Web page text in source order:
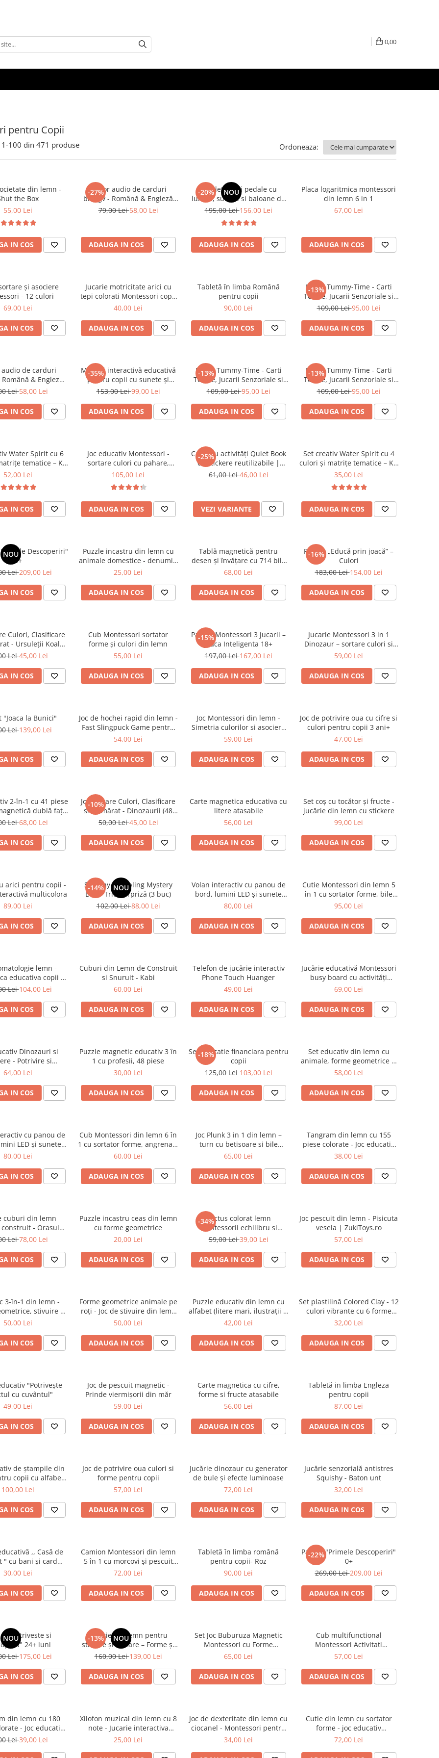
0,00
pentru Copii
1-100 din 471 produse Ordoneaza:
din lemn -
the Box
55,00 Lei
IN COS
-27%
Cititor audio de carduri
bilingv - Română & Engleză
Albastru (224 carduri / 448
79,00 Lei58,00 Lei
ADAUGA IN COS
-20% NOU
Bicicletă fără pedale cu
lumini, sunete si baloane de
sapun - roz
195,00 Lei156,00 Lei
ADAUGA IN COS
Placa logaritmica montessori
din lemn 6 in 1
67,00 Lei
ADAUGA IN COS
și asociere
- 12 culori
69,00 Lei
IN COS
Jucarie motricitate arici cu
tepi colorati Montessori copii
12 luni+
40,00 Lei
ADAUGA IN COS
Tabletă în limba Română
pentru copii
90,00 Lei
ADAUGA IN COS
-13%
Perna Tummy-Time - Carti
Textile, Jucarii Senzoriale si
sunete - roz
109,00 Lei95,00 Lei
ADAUGA IN COS
audio de carduri
& Engleză
/ 448 cuvinte)
Lei58,00 Lei
IN COS
-35%
Măsuță interactivă educativă
pentru copii cu sunete și
activități multifuncționale
153,00 Lei99,00 Lei
ADAUGA IN COS
-13%
Perna Tummy-Time - Carti
Textile, Jucarii Senzoriale si
sunete - albastru
109,00 Lei95,00 Lei
ADAUGA IN COS
-13%
Perna Tummy-Time - Carti
Textile, Jucarii Senzoriale si
sunete - verde
109,00 Lei95,00 Lei
ADAUGA IN COS
Water Spirit cu 6
tematice – Kit
gelatinoase
52,00 Lei
IN COS
Joc educativ Montessori -
sortare culori cu pahare,
monede și bile
105,00 Lei
ADAUGA IN COS
-25%
Carte cu activități Quiet Book
cu stickere reutilizabile |
ZuKiToys.ro
61,00 Lei46,00 Lei
VEZI VARIANTE
Set creativ Water Spirit cu 4
culori și matrițe tematice – Kit
pentru figurine gelatinoase
35,00 Lei
ADAUGA IN COS
NOU
Descoperiri"
0+
Lei209,00 Lei
IN COS
Puzzle incastru din lemn cu
animale domestice - denumiri
in limba romana
25,00 Lei
ADAUGA IN COS
Tablă magnetică pentru
desen și învățare cu 714 bile
magnetice și stilou special
68,00 Lei
ADAUGA IN COS
-16%
Pachet „Educă prin joacă” –
Culori
183,00 Lei154,00 Lei
ADAUGA IN COS
Culori, Clasificare
- Ursuleții Koala
(56 piese)
Lei45,00 Lei
IN COS
Cub Montessori sortator
forme și culori din lemn
55,00 Lei
ADAUGA IN COS
-15%
Pachet Montessori 3 jucarii –
Joaca Inteligenta 18+
197,00 Lei167,00 Lei
ADAUGA IN COS
Jucarie Montessori 3 in 1
Dinozaur – sortare culori si
motricitate fina
59,00 Lei
ADAUGA IN COS
"Joaca la Bunici"
Lei139,00 Lei
IN COS
Joc de hochei rapid din lemn -
Fast Slingpuck Game pentru
copii si familie
54,00 Lei
ADAUGA IN COS
Joc Montessori din lemn -
Simetria culorilor si asociere
vizuala pentru copii 3 ani+
59,00 Lei
ADAUGA IN COS
Joc de potrivire oua cu cifre si
culori pentru copii 3 ani+
47,00 Lei
ADAUGA IN COS
2-în-1 cu 41 piese
dublă față
litere și cifre
Lei68,00 Lei
IN COS
-10%
Joc Sortare Culori, Clasificare
si Numărat - Dinozaurii (48
piese)
50,00 Lei45,00 Lei
ADAUGA IN COS
Carte magnetica educativa cu
litere atasabile
56,00 Lei
ADAUGA IN COS
Set coș cu tocător și fructe -
jucărie din lemn cu stickere
99,00 Lei
ADAUGA IN COS
arici pentru copii -
multicolora
89,00 Lei
IN COS
-14% NOU
Squishy Dumpling Mystery
Box – Trio Surpriză (3 buc)
102,00 Lei88,00 Lei
ADAUGA IN COS
Volan interactiv cu panou de
bord, lumini LED și sunete
realiste - Galben
80,00 Lei
ADAUGA IN COS
Cutie Montessori din lemn 5
în 1 cu sortator forme, bile
colorate și joc de potrivire
95,00 Lei
ADAUGA IN COS
lemn -
educativa copii -
stomatologic 3+
Lei104,00 Lei
IN COS
Cuburi din Lemn de Construit
si Snuruit - Kabi
60,00 Lei
ADAUGA IN COS
Telefon de jucărie interactiv
Phone Touch Huanger
49,00 Lei
ADAUGA IN COS
Jucărie educativă Montessori
busy board cu activități
senzoriale, sortare forme și
69,00 Lei
ADAUGA IN COS
Dinozauri si
- Potrivire si
pentru Copii 18+
64,00 Lei
IN COS
Puzzle magnetic educativ 3 în
1 cu profesii, 48 piese
30,00 Lei
ADAUGA IN COS
-18%
Set educatie financiara pentru
copii
125,00 Lei103,00 Lei
ADAUGA IN COS
Set educativ din lemn cu
animale, forme geometrice și
sonerie
58,00 Lei
ADAUGA IN COS
cu panou de
LED și sunete
realiste - Roz
80,00 Lei
IN COS
Cub Montessori din lemn 6 în
1 cu sortator forme, angrenaje
și activități educative
60,00 Lei
ADAUGA IN COS
Joc Plunk 3 in 1 din lemn –
turn cu betisoare si bile
colorate
65,00 Lei
ADAUGA IN COS
Tangram din lemn cu 155
piese colorate - Joc educativ
Montessori pentru copii
38,00 Lei
ADAUGA IN COS
cuburi din lemn
- Orasul
3 ani
Lei78,00 Lei
IN COS
Puzzle incastru ceas din lemn
cu forme geometrice
20,00 Lei
ADAUGA IN COS
-34%Cactus colorat lemn
Montessorii echilibru si
asamblare - ZukiToys.ro
59,00 Lei39,00 Lei
ADAUGA IN COS
Joc pescuit din lemn - Pisicuta
vesela | ZukiToys.ro
57,00 Lei
ADAUGA IN COS
3-în-1 din lemn -
stivuire și
| ZukiToys.ro
50,00 Lei
IN COS
Forme geometrice animale pe
roți - Joc de stivuire din lemn
| ZukiToys.ro
50,00 Lei
ADAUGA IN COS
Puzzle educativ din lemn cu
alfabet (litere mari, ilustrații și
cuvinte)
42,00 Lei
ADAUGA IN COS
Set plastilină Colored Clay - 12
culori vibrante cu 6 forme
pentru modelaj
32,00 Lei
ADAUGA IN COS
"Potrivește
cu cuvântul"
49,00 Lei
IN COS
Joc de pescuit magnetic -
Prinde viermișorii din măr
59,00 Lei
ADAUGA IN COS
Carte magnetica cu cifre,
forme si fructe atasabile
56,00 Lei
ADAUGA IN COS
Tabletă in limba Engleza
pentru copii
87,00 Lei
ADAUGA IN COS
de ștampile din
copii cu alfabet,
cifre și forme
100,00 Lei
IN COS
Joc de potrivire oua culori si
forme pentru copii
57,00 Lei
ADAUGA IN COS
Jucărie dinozaur cu generator
de bule și efecte luminoase
72,00 Lei
ADAUGA IN COS
Jucărie senzorială antistres
Squishy - Baton unt
32,00 Lei
ADAUGA IN COS
,, Casă de
bancar
30,00 Lei
IN COS
Camion Montessori din lemn
5 în 1 cu morcovi și pescuit
magnetic
72,00 Lei
ADAUGA IN COS
Tabletă în limba română
pentru copii- Roz
90,00 Lei
ADAUGA IN COS
-22%
Pachet "Primele Descoperiri"
0+
269,00 Lei209,00 Lei
ADAUGA IN COS
NOU
"Potriveste si
24+ luni
Lei175,00 Lei
IN COS
-13% NOU
Jucărie din lemn pentru
stivuire și sortare – Forme și
culori, 2 ani+
160,00 Lei139,00 Lei
ADAUGA IN COS
Set Joc Buburuza Magnetic
Montessori cu Forme
Geometrice
65,00 Lei
ADAUGA IN COS
Cub multifunctional
Montessori Activitati
Senzoriale
57,00 Lei
ADAUGA IN COS
din lemn cu 180
- Joc educativ
pentru copii
Lei39,00 Lei
Xilofon muzical din lemn cu 8
note - Jucarie interactiva
educativa pentru copii
25,00 Lei
Joc de dexteritate din lemn cu
ciocanel - Montessori pentru
copii
34,00 Lei
Cutie din lemn cu sortator
forme - joc educativ
motricitate copii 3+
72,00 Lei